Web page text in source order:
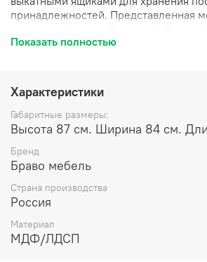
принадлежностей. Представленная
боковины позволяют превратить
Показать полностью
Характеристики
Габаритные размеры:
Высота 87 см. Ширина 84 см.
Бренд
Браво мебель
Страна производства
Россия
Материал
МДФ/ЛДСП